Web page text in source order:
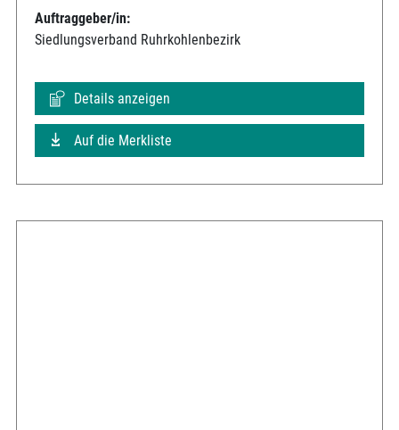
Auftraggeber/in:
Siedlungsverband Ruhrkohlenbezirk
Details anzeigen
Auf die Merkliste